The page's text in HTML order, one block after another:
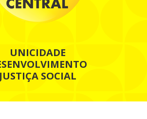
UNICIDADE
JUSTIÇA SOCIAL